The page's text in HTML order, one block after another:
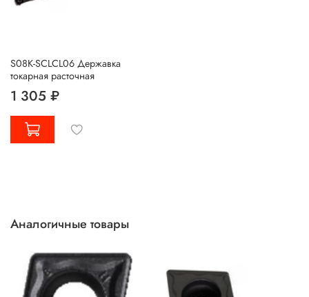
S08K-SCLCL06 Державка
токарная расточная
1 305 ₽
Аналогичные товары